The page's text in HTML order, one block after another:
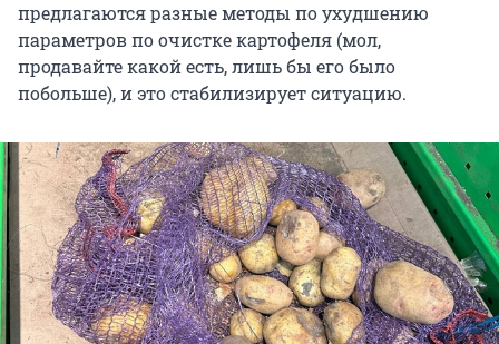
предлагаются разные методы по ухудшению
параметров по очистке картофеля (мол,
продавайте какой есть, лишь бы его было
побольше), и это стабилизирует ситуацию.